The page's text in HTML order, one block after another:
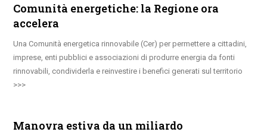
Comunità energetiche: la Regione ora
accelera
Una Comunità energetica rinnovabile (Cer) per permettere a cittadini,
imprese, enti pubblici e associazioni di produrre energia da fonti
rinnovabili, condividerla e reinvestire i benefici generati sul territorio
Manovra estiva da un miliardo